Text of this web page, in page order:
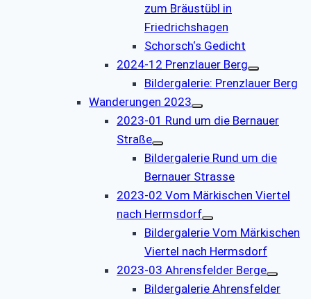
zum Bräustübl in
Friedrichshagen
Schorsch‘s Gedicht
2024-12 Prenzlauer Berg
Bildergalerie: Prenzlauer Berg
Wanderungen 2023
2023-01 Rund um die Bernauer
Straße
Bildergalerie Rund um die
Bernauer Strasse
2023-02 Vom Märkischen Viertel
nach Hermsdorf
Bildergalerie Vom Märkischen
Viertel nach Hermsdorf
2023-03 Ahrensfelder Berge
Bildergalerie Ahrensfelder